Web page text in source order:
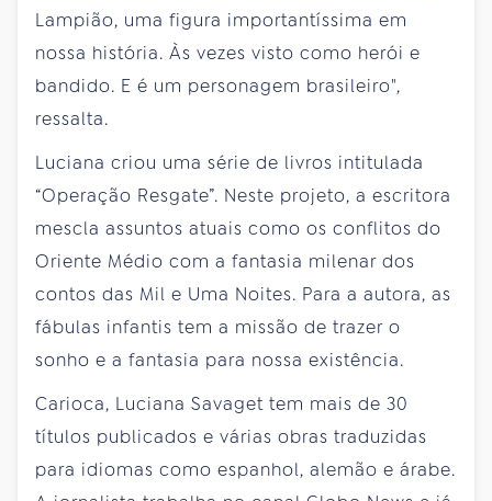
Lampião, uma figura importantíssima em
nossa história. Às vezes visto como herói e
bandido. E é um personagem brasileiro",
ressalta.
Luciana criou uma série de livros intitulada
“Operação Resgate”. Neste projeto, a escritora
mescla assuntos atuais como os conflitos do
Oriente Médio com a fantasia milenar dos
contos das Mil e Uma Noites. Para a autora, as
fábulas infantis tem a missão de trazer o
sonho e a fantasia para nossa existência.
Carioca, Luciana Savaget tem mais de 30
títulos publicados e várias obras traduzidas
para idiomas como espanhol, alemão e árabe.